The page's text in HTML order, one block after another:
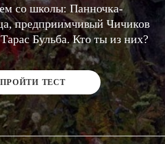
со школы: Панночка-
предприимчивый Чичиков
Бульба. Кто ты из них?
ПРОЙТИ ТЕСТ